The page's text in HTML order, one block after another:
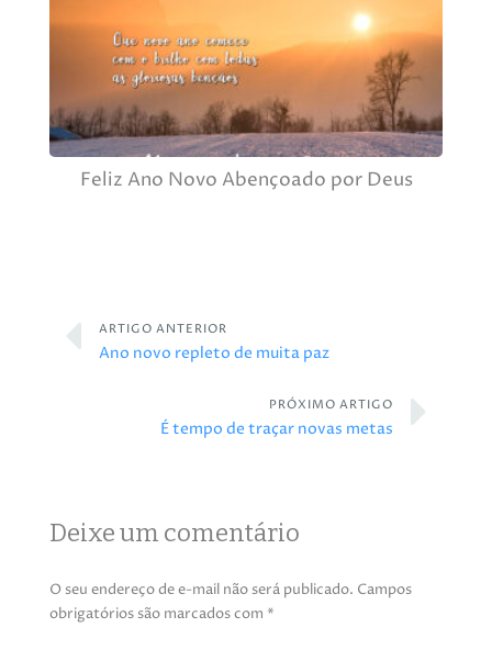
Feliz Ano Novo Abençoado por Deus
ARTIGO ANTERIOR
Ano novo repleto de muita paz
PRÓXIMO ARTIGO
É tempo de traçar novas metas
Deixe um comentário
O seu endereço de e-mail não será publicado. Campos
obrigatórios são marcados com *